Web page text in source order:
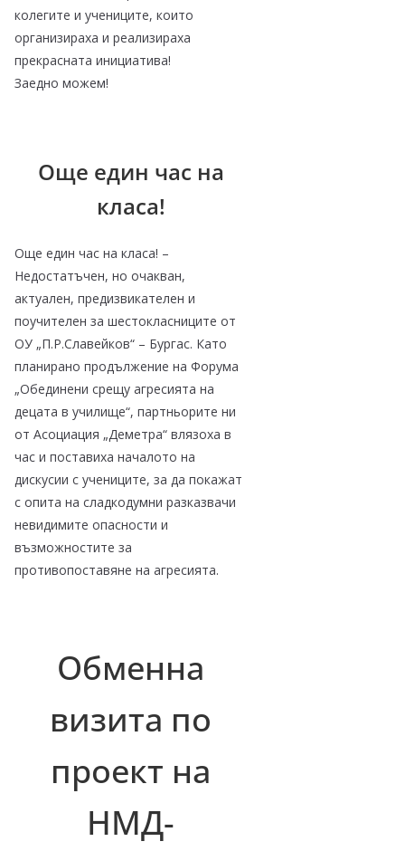
колегите и учениците, които
организираха и реализираха
прекрасната инициатива!
Заедно можем!
Още един час на
класа!
Още един час на класа! –
Недостатъчен, но очакван,
актуален, предизвикателен и
поучителен за шестокласниците от
ОУ „П.Р.Славейков“ – Бургас. Като
планирано продължение на Форума
„Обединени срещу агресията на
децата в училище“, партньорите ни
от Асоциация „Деметра“ влязоха в
час и поставиха началото на
дискусии с учениците, за да покажат
с опита на сладкодумни разказвачи
невидимите опасности и
възможностите за
противопоставяне на агресията.
Обменна
визита по
проект на
НМД-